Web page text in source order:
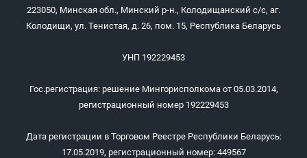
223050, Минская обл., Минский р-н., Колодищанский с/с, аг.
Колодищи, ул. Тенистая, д. 26, пом. 15, Республика Беларусь
УНП 192229453
Гос.регистрация: решение Мингорисполкома от 05.03.2014,
регистрационный номер 192229453
Дата регистрации в Торговом Реестре Республики Беларусь:
17.05.2019, регистрационный номер: 449567